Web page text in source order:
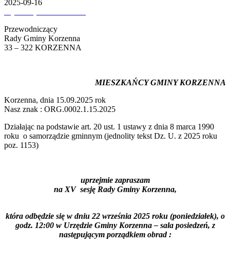
2025-09-16
Przewodniczący
Rady Gminy Korzenna
33 – 322 KORZENNA
MIESZKAŃCY GMINYKORZENNA
Korzenna, dnia 15.09.2025 rok
Nasz znak : ORG.0002.1.15.2025
Działając na podstawie art. 20 ust. 1 ustawy z dnia 8 marca 1990
roku o samorządzie gminnym (jednolity tekst Dz. U. z 2025 roku
poz. 1153)
uprzejmie zapraszam
na XV sesję Rady Gminy Korzenna,
która odbędzie się w dniu 22 września 2025 roku (poniedziałek), o
godz. 12:00w Urzędzie Gminy Korzenna – sala posiedzeń, z
następującym porządkiem obrad :